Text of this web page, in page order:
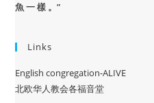
魚 一 樣 。”
Links
English congregation-ALIVE
北欧华人教会各福音堂